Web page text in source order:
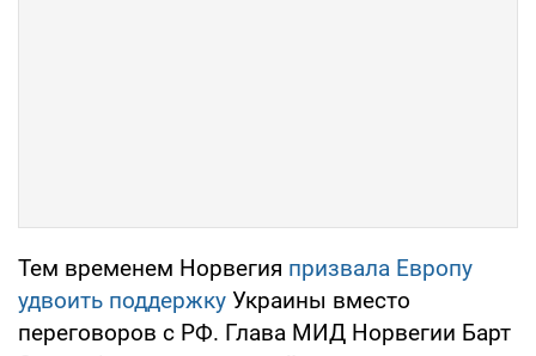
Тем временем Норвегия призвала Европу
удвоить поддержку Украины вместо
переговоров с РФ. Глава МИД Норвегии Барт